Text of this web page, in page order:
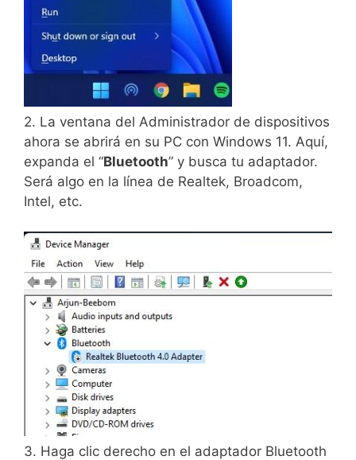
2. La ventana del Administrador de dispositivos
ahora se abrirá en su PC con Windows 11. Aquí,
expanda el “Bluetooth” y busca tu adaptador.
Será algo en la línea de Realtek, Broadcom,
Intel, etc.
3. Haga clic derecho en el adaptador Bluetooth